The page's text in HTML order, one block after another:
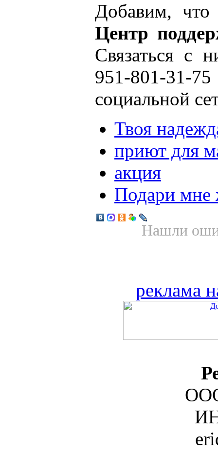
Добавим,
Центр
Связаться с
951-801-
социальной
Твоя
приют для
акция
Подари мне
Нашли
реклама